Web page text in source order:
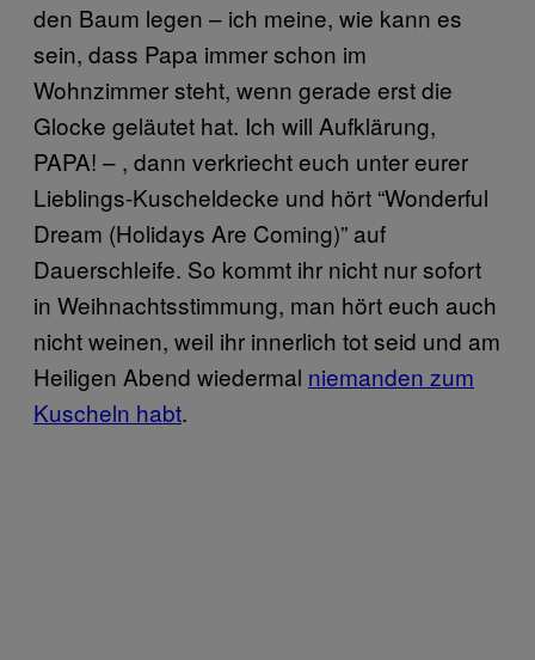
den Baum legen – ich meine, wie kann es
sein, dass Papa immer schon im
Wohnzimmer steht, wenn gerade erst die
Glocke geläutet hat. Ich will Aufklärung,
PAPA! – , dann verkriecht euch unter eurer
Lieblings-Kuscheldecke und hört “Wonderful
Dream (Holidays Are Coming)” auf
Dauerschleife. So kommt ihr nicht nur sofort
in Weihnachtsstimmung, man hört euch auch
nicht weinen, weil ihr innerlich tot seid und am
Heiligen Abend wiedermal niemanden zum
Kuscheln habt.